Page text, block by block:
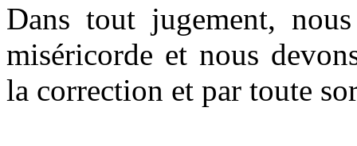
Dans tout jugement,
miséricorde et nous
la correction et par toute